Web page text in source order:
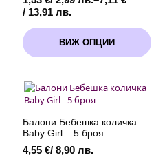
/ 13,91 лв.
Price
1,53 €
/
2,99 лв.
7,11 €
ВИЖ ОПЦИИ
This
product
has
variants.
The
options
may
be
chosen
on
Балони Бебешка количка
Baby Girl – 5 броя
4,55 €/ 8,90 лв.